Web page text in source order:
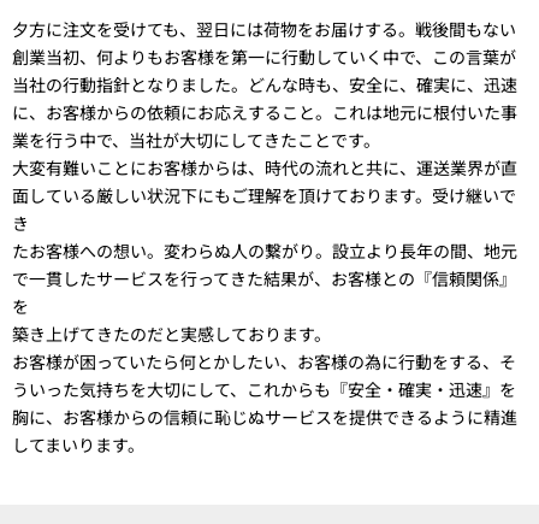
⼣⽅に注⽂を受けても、翌⽇には荷物をお届けする。戦後間もない
創業当初、何よりもお客様を第⼀に⾏動していく中で、この⾔葉が
当社の⾏動指針となりました。どんな時も、安全に、確実に、迅速
に、お客様からの依頼にお応えすること。これは地元に根付いた事
業を⾏う中で、当社が⼤切にしてきたことです。
⼤変有難いことにお客様からは、時代の流れと共に、運送業界が直
⾯している厳しい状況下にもご理解を頂けております。受け継いで
き
たお客様への想い。変わらぬ⼈の繋がり。設⽴より⻑年の間、地元
で⼀貫したサービスを⾏ってきた結果が、お客様との『信頼関係』
を
築き上げてきたのだと実感しております。
お客様が困っていたら何とかしたい、お客様の為に行動をする、そ
ういった気持ちを大切にして、これからも『安全‧確実‧迅速』を
胸に、お客様からの信頼に恥じぬサービスを提供できるように精進
してまいります。